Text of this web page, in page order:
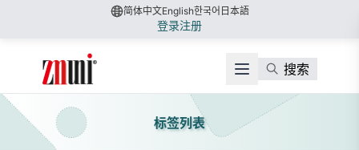
简体中文English한국어 日本語
登录注册
搜索
标签列表